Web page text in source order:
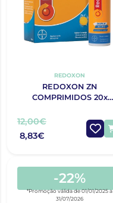
REDOXON
REDOXON ZN
COMPRIMIDOS 20x
LARANJA
12,00€
8,83€
-22%
*Promoção válida de 01/01/2025 a
31/07/2026